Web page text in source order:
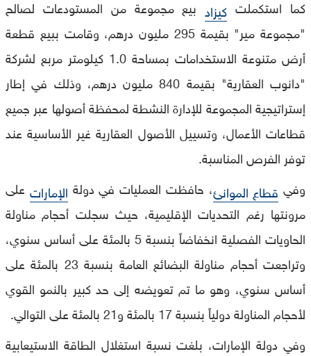
كما استكملت كيزاد بيع مجموعة من المستودعات لصالح
"مجموعة مير" بقيمة 295 مليون درهم، وقامت ببيع قطعة
أرض متنوعة الاستخدامات بمساحة 1.0 كيلومتر مربع لشركة
"دانوب العقارية" بقيمة 840 مليون درهم، وذلك في إطار
إستراتيجية المجموعة للإدارة النشطة لمحفظة أصولها عبر جميع
قطاعات الأعمال، وتسييل الأصول العقارية غير الأساسية عند
توفر الفرص المناسبة.
وفي قطاع الموانئ، حافظت العمليات في دولة الإمارات على
مرونتها رغم التحديات الإقليمية، حيث سجلت أحجام مناولة
الحاويات الفصلية انخفاضاً بنسبة 5 بالمئة على أساس سنوي،
وتراجعت أحجام مناولة البضائع العامة بنسبة 23 بالمئة على
أساس سنوي، وهو ما تم تعويضه إلى حد كبير بالنمو القوي
لأحجام المناولة دولياً بنسبة 17 بالمئة و21 بالمئة على التوالي.
وفي دولة الإمارات، بلغت نسبة استغلال الطاقة الاستيعابية